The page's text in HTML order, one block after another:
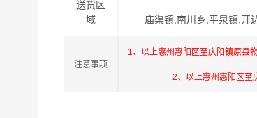
送货区
域
庙渠镇,南川乡,平泉镇,开
注意事项
1、以上惠州惠阳区至庆阳镇原县
2、以上惠州惠阳区至